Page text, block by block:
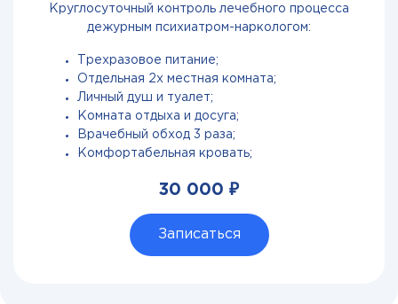
Круглосуточный контроль лечебного процесса
дежурным психиатром-наркологом:
Трехразовое питание;
Отдельная 2х местная комната;
Личный душ и туалет;
Комната отдыха и досуга;
Врачебный обход 3 раза;
Комфортабельная кровать;
30 000 ₽
Записаться